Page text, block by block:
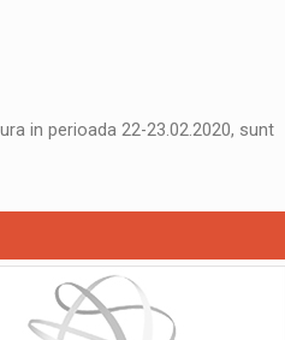
in perioada 22-23.02.2020, sunt